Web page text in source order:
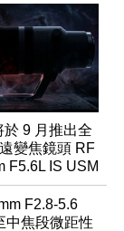
9 月推出全
變焦鏡頭 RF
F5.6L IS USM
F2.8-5.6
中焦段微距性